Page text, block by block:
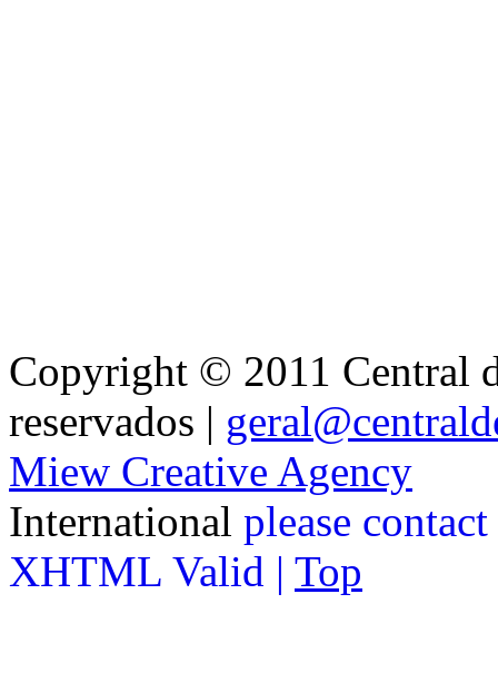
Copyright © 2011 Central
reservados |
Miew Creative Agency
International please
XHTML Valid | Top